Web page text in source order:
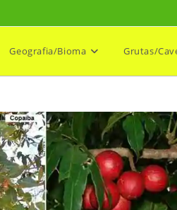
Geografia/Bioma Grutas/